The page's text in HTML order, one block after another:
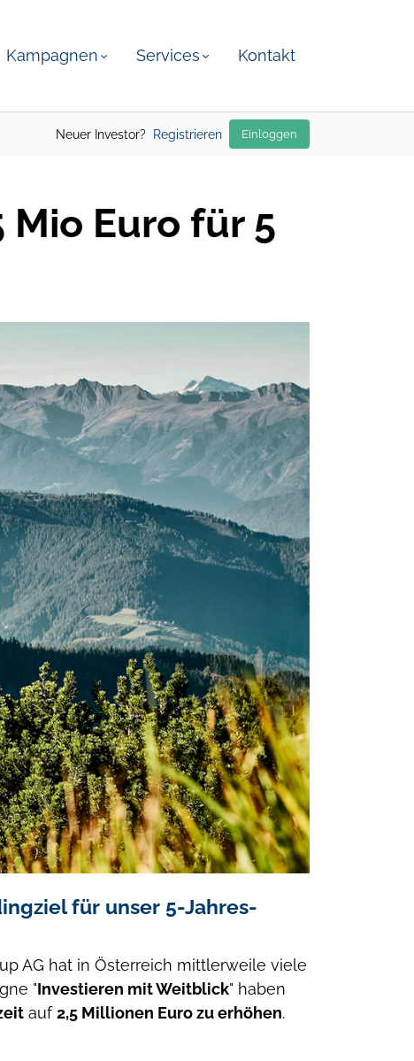
Kampagnen Services Kontakt
Neuer Investor? Registrieren Einloggen
Euro für 5
für unser 5-Jahres-
AG hat in Österreich mittlerweile viele
"Investieren mit Weitblick" haben
auf2,5 Millionen Euro zu erhöhen.